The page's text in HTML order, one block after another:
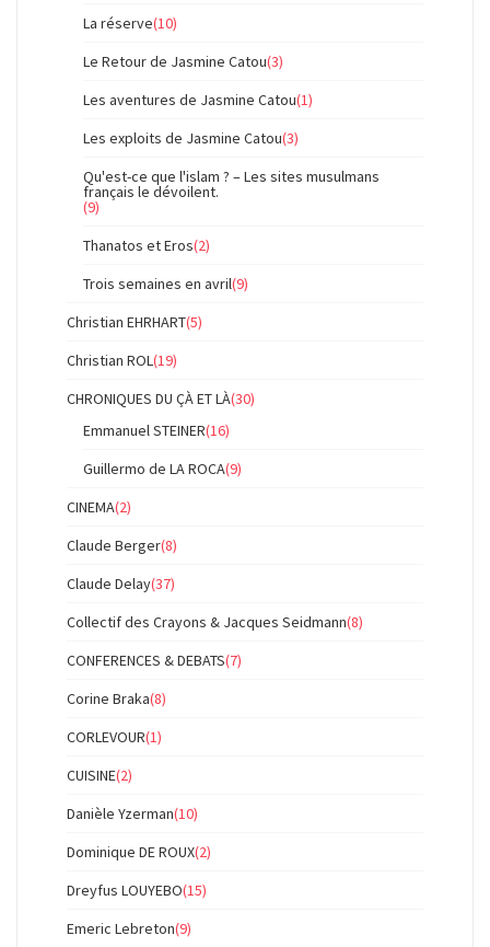
La réserve(10)
Le Retour de Jasmine Catou(3)
Les aventures de Jasmine Catou(1)
Les exploits de Jasmine Catou(3)
Qu'est-ce que l'islam ? – Les sites musulmans
français le dévoilent.
(9)
Thanatos et Eros(2)
Trois semaines en avril(9)
Christian EHRHART(5)
Christian ROL(19)
CHRONIQUES DU ÇÀ ET LÀ(30)
Emmanuel STEINER(16)
Guillermo de LA ROCA(9)
CINEMA(2)
Claude Berger(8)
Claude Delay(37)
Collectif des Crayons & Jacques Seidmann(8)
CONFERENCES & DEBATS(7)
Corine Braka(8)
CORLEVOUR(1)
CUISINE(2)
Danièle Yzerman(10)
Dominique DE ROUX(2)
Dreyfus LOUYEBO(15)
Emeric Lebreton(9)